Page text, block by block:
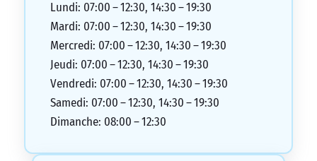
Lundi: 07:00 – 12:30, 14:30 – 19:30
Mardi: 07:00 – 12:30, 14:30 – 19:30
Mercredi: 07:00 – 12:30, 14:30 – 19:30
Jeudi: 07:00 – 12:30, 14:30 – 19:30
Vendredi: 07:00 – 12:30, 14:30 – 19:30
Samedi: 07:00 – 12:30, 14:30 – 19:30
Dimanche: 08:00 – 12:30